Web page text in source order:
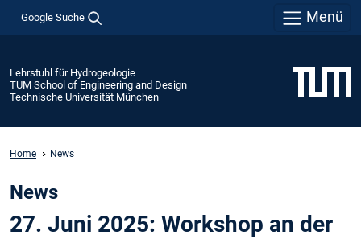
Google Suche Menü
Lehrstuhl für Hydrogeologie
TUM School of Engineering and Design
Technische Universität München
Home News
News
27. Juni 2025: Workshop an der